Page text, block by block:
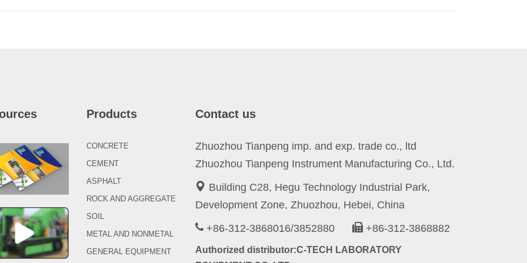
Products
CONCRETE
CEMENT
ASPHALT
ROCK AND AGGREGATE
SOIL
METAL AND NONMETAL
GENERAL EQUIPMENT
Contact us
Zhuozhou Tianpeng imp. and exp. trade co., ltd
Zhuozhou Tianpeng Instrument Manufacturing Co., Ltd.
Building C28, Hegu Technology Industrial Park,
Development Zone, Zhuozhou, Hebei, China
+86-312-3868016/3852880
+86-312-3868882
Authorized distributor:C-TECH LABORATORY